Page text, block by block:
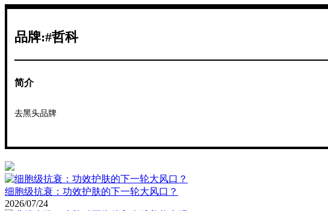
品牌:#哲科
简介
去黑头品牌
细胞级抗衰：功效护肤的下一轮大风口？
2026/07/24